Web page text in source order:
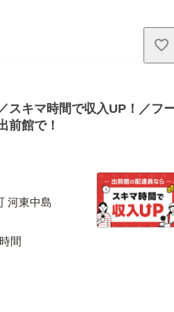
スキマ時間で収入UP！／フ
前館で！
河東中島
間